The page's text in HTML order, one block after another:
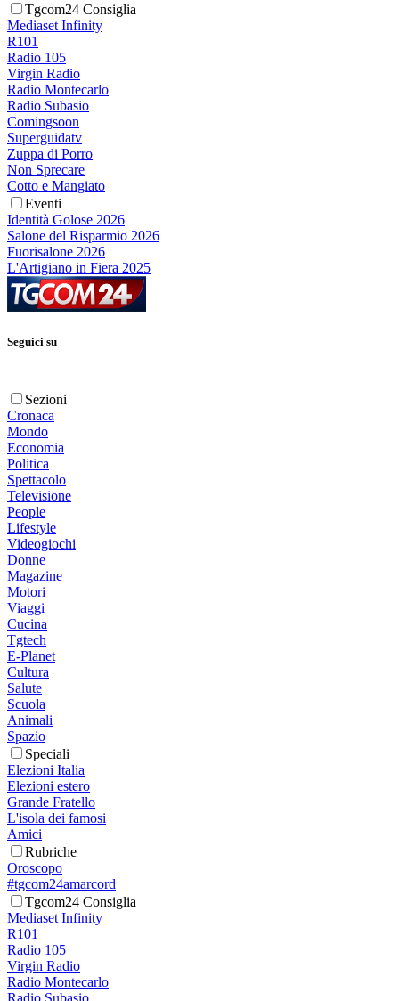
Tgcom24 Consiglia
Mediaset Infinity
R101
Radio 105
Virgin Radio
Radio Montecarlo
Radio Subasio
Comingsoon
Superguidatv
Zuppa di Porro
Non Sprecare
Cotto e Mangiato
Eventi
Identità Golose 2026
Salone del Risparmio 2026
Fuorisalone 2026
L'Artigiano in Fiera 2025
Seguici su
Sezioni
Cronaca
Mondo
Economia
Politica
Spettacolo
Televisione
People
Lifestyle
Videogiochi
Donne
Magazine
Motori
Viaggi
Cucina
Tgtech
E-Planet
Cultura
Salute
Scuola
Animali
Spazio
Speciali
Elezioni Italia
Elezioni estero
Grande Fratello
L'isola dei famosi
Amici
Rubriche
Oroscopo
#tgcom24amarcord
Tgcom24 Consiglia
Mediaset Infinity
R101
Radio 105
Virgin Radio
Radio Montecarlo